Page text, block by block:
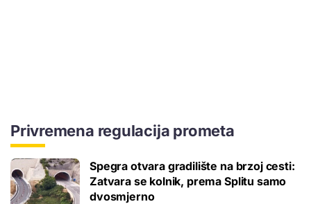
Privremena regulacija prometa
Spegra otvara gradilište na brzoj cesti:
Zatvara se kolnik, prema Splitu samo
dvosmjerno